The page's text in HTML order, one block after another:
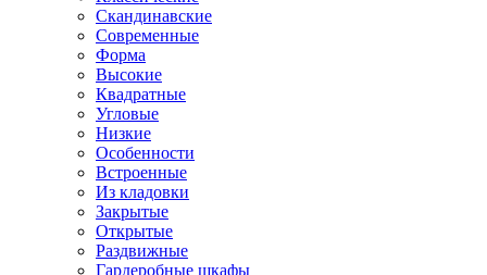
Скандинавские
Современные
Форма
Высокие
Квадратные
Угловые
Низкие
Особенности
Встроенные
Из кладовки
Закрытые
Открытые
Раздвижные
Гардеробные шкафы